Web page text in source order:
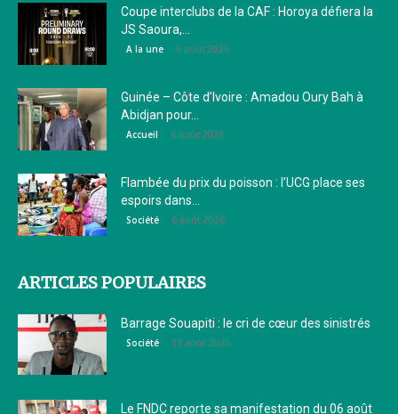
Coupe interclubs de la CAF : Horoya défiera la
JS Saoura,...
A la une 6 août 2026
Guinée – Côte d’Ivoire : Amadou Oury Bah à
Abidjan pour...
Accueil 6 août 2026
Flambée du prix du poisson : l’UCG place ses
espoirs dans...
Société 6 août 2026
ARTICLES POPULAIRES
Barrage Souapiti : le cri de cœur des sinistrés
Société 11 août 2020
Le FNDC reporte sa manifestation du 06 août